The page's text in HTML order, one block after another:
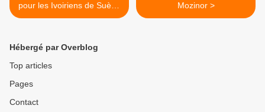
pour les Ivoiriens de Suède
et du Danemark
Mozinor >
Hébergé par Overblog
Top articles
Pages
Contact